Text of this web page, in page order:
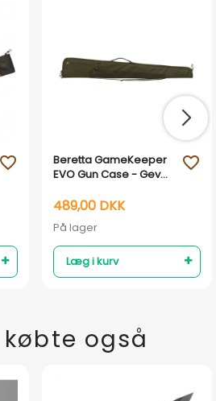
favorite_outline
Beretta GameKeeper
EVO Gun Case - Gevær
489,00 DKK
På lager
Læg i kurv
favorite_outline
også